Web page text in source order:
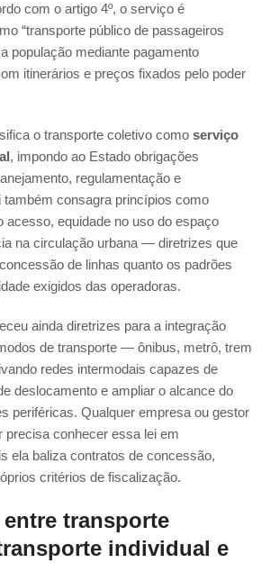
com o artigo 4º, o serviço é
“transporte público de passageiros
população mediante pagamento
itinerários e preços fixados pelo poder
o transporte coletivo como serviço
, impondo ao Estado obrigações
regulamentação e
também consagra princípios como
acesso, equidade no uso do espaço
na circulação urbana — diretrizes que
de linhas quanto os padrões
exigidos das operadoras.
ainda diretrizes para a integração
de transporte — ônibus, metrô, trem
redes intermodais capazes de
deslocamento e ampliar o alcance do
periféricas. Qualquer empresa ou gestor
precisa conhecer essa lei em
ela baliza contratos de concessão,
critérios de fiscalização.
entre transporte
individual e